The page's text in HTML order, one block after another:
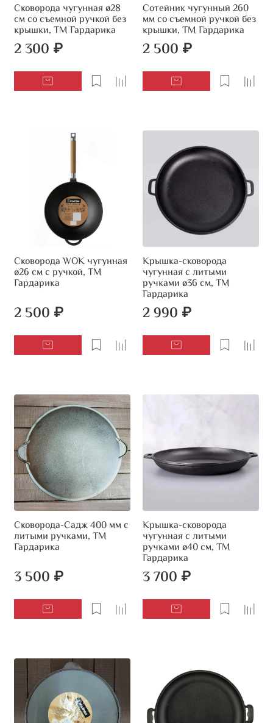
Сковорода чугунная ø28
см со съемной ручкой без
крышки, ТМ Гардарика
2 300 ₽
Сотейник чугунный 260
мм со съемной ручкой без
крышки, ТМ Гардарика
2 500 ₽
Сковорода WOK чугунная
ø26 см с ручкой, ТМ
Гардарика
2 500 ₽
Крышка-сковорода
чугунная с литыми
ручками ø36 см, ТМ
Гардарика
2 990 ₽
Сковорода-Садж 400 мм с
литыми ручками, ТМ
Гардарика
3 500 ₽
Крышка-сковорода
чугунная с литыми
ручками ø40 см, ТМ
Гардарика
3 700 ₽